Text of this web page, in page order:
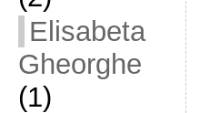
Elisabeta
Gheorghe
(1)